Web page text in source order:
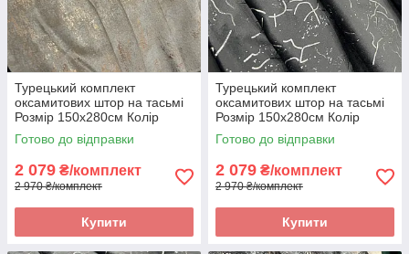
Турецький комплект
оксамитових штор на тасьмі
Розмір 150х280см Колір
теплий беж
Готово до відправки
2 079 ₴/комплект
2 970 ₴/комплект
Купити
Турецький комплект
оксамитових штор на тасьмі
Розмір 150х280см Колір
антрацит
Готово до відправки
2 079 ₴/комплект
2 970 ₴/комплект
Купити